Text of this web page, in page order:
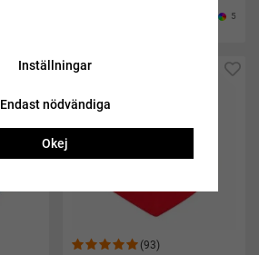
5
(93)
Inställningar
Endast nödvändiga
Okej